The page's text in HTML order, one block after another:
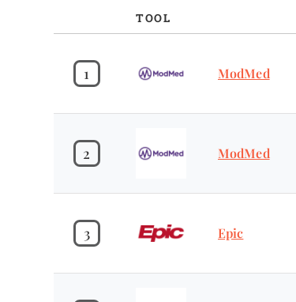
TOOL
1 ModMed
2 ModMed
3 Epic